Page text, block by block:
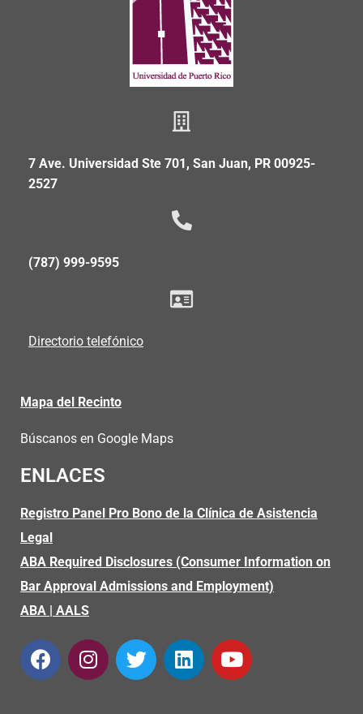
7 Ave. Universidad Ste 701, San Juan, PR 00925-
2527
(787) 999-9595
Directorio telefónico
Mapa del Recinto
Búscanos en Google Maps
ENLACES
Registro Panel Pro Bono de la Clínica de Asistencia
Legal
ABA Required Disclosures (Consumer Information on
Bar Approval Admissions and Employment)
ABA | AALS